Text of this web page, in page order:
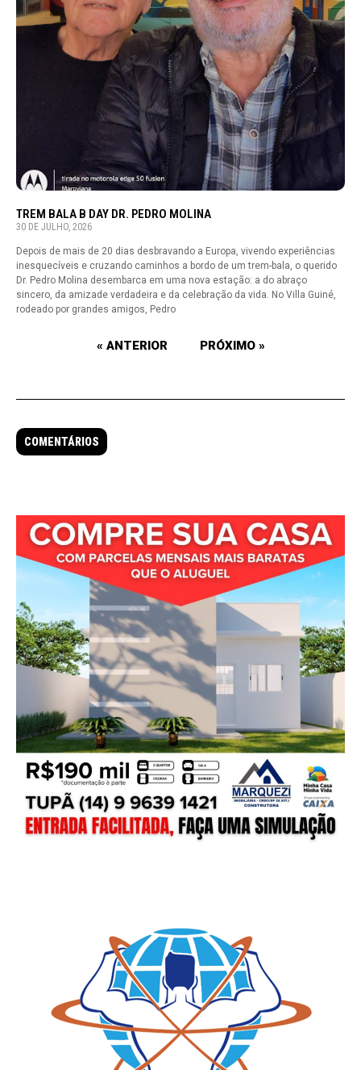
TREM BALA B DAY DR. PEDRO MOLINA
30 DE JULHO, 2026
Depois de mais de 20 dias desbravando a Europa, vivendo experiências
inesquecíveis e cruzando caminhos a bordo de um trem-bala, o querido
Dr. Pedro Molina desembarca em uma nova estação: a do abraço
sincero, da amizade verdadeira e da celebração da vida. No Villa Guiné,
rodeado por grandes amigos, Pedro
« ANTERIOR PRÓXIMO »
COMENTÁRIOS